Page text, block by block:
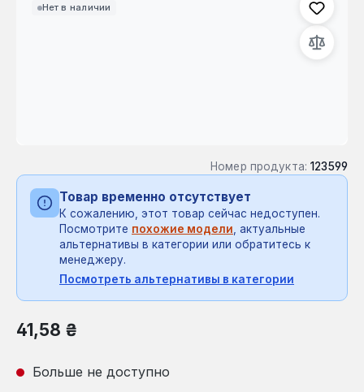
Нет в наличии
Номер продукта: 123599
Товар временно отсутствует
К сожалению, этот товар сейчас недоступен.
Посмотрите похожие модели, актуальные
альтернативы в категории или обратитесь к
менеджеру.
Посмотреть альтернативы в категории
Обычная цена:
41,58 ₴
Больше не доступно